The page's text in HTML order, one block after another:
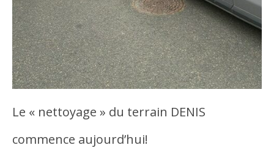
Le « nettoyage » du terrain DENIS
commence aujourd’hui!